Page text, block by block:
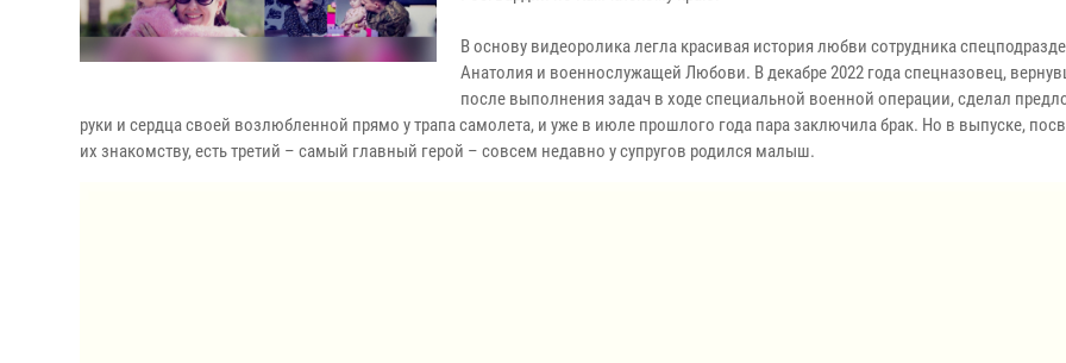
В основу видеоролика легла красивая история любви сотрудника
Анатолия и военнослужащей Любови. В декабре 2022 года спецназовец,
после выполнения задач в ходе специальной военной операции, сделал
руки и сердца своей возлюбленной прямо у трапа самолета, и уже в июле прошлого года пара заключила брак. Но в выпуске,
их знакомству, есть третий – самый главный герой – совсем недавно у супругов родился малыш.